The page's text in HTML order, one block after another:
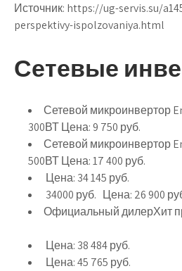
Источник: https://ug-servis.su/
perspektivy-ispolzovaniya.html
Сетевые
Сетевой микроинвертор
300ВТ Цена:9 750 руб.
Сетевой микроинвертор
500ВТ Цена:17 400 руб.
Цена: 34 145 руб.
34000 руб. Цена: 26 900
Официальный дилерХит
Цена: 38 484руб.
Цена:45 765 руб.